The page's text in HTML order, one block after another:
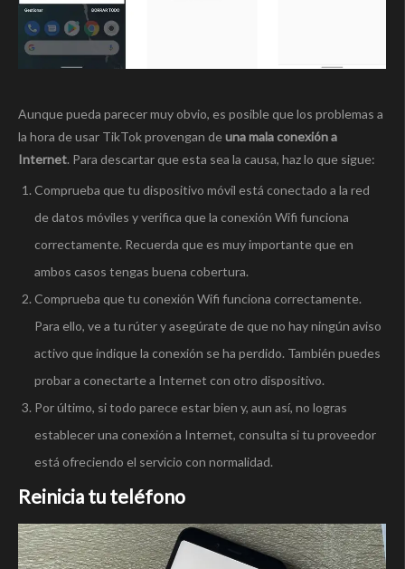
Aunque pueda parecer muy obvio, es posible que los problemas a
la hora de usar TikTok provengan deuna mala conexión a
Internet. Para descartar que esta sea la causa, haz lo que sigue:
Comprueba que tu dispositivo móvil está conectado a la red
de datos móviles y verifica que la conexión Wifi funciona
correctamente. Recuerda que es muy importante que en
ambos casos tengas buena cobertura.
Comprueba que tu conexión Wifi funciona correctamente.
Para ello, ve a tu rúter y asegúrate de que no hay ningún aviso
activo que indique la conexión se ha perdido. También puedes
probar a conectarte a Internet con otro dispositivo.
Por último, si todo parece estar bien y, aun así, no logras
establecer una conexión a Internet, consulta si tu proveedor
está ofreciendo el servicio con normalidad.
Reinicia tu teléfono